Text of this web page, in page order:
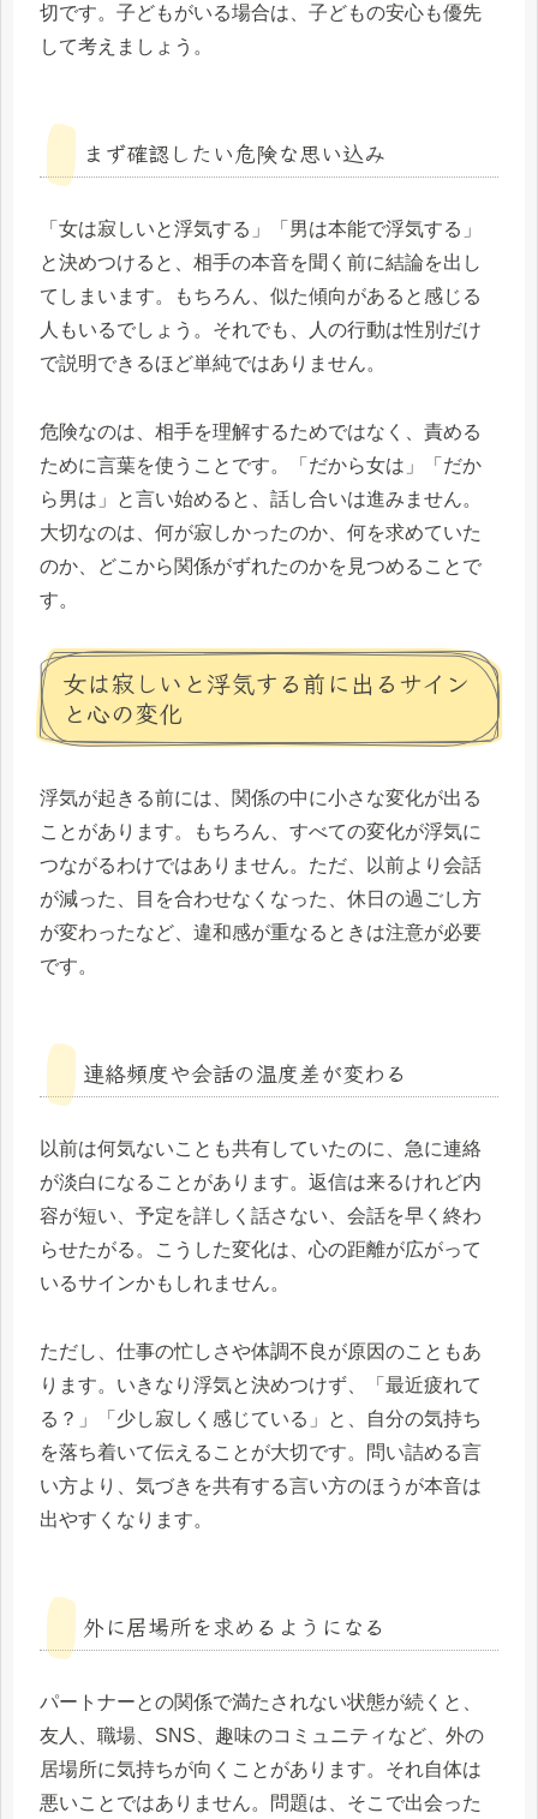
切です。子どもがいる場合は、子どもの安心も優先
して考えましょう。
まず確認したい危険な思い込み
「女は寂しいと浮気する」「男は本能で浮気する」
と決めつけると、相手の本音を聞く前に結論を出し
てしまいます。もちろん、似た傾向があると感じる
人もいるでしょう。それでも、人の行動は性別だけ
で説明できるほど単純ではありません。
危険なのは、相手を理解するためではなく、責める
ために言葉を使うことです。「だから女は」「だか
ら男は」と言い始めると、話し合いは進みません。
大切なのは、何が寂しかったのか、何を求めていた
のか、どこから関係がずれたのかを見つめることで
す。
女は寂しいと浮気する前に出るサイン
と心の変化
浮気が起きる前には、関係の中に小さな変化が出る
ことがあります。もちろん、すべての変化が浮気に
つながるわけではありません。ただ、以前より会話
が減った、目を合わせなくなった、休日の過ごし方
が変わったなど、違和感が重なるときは注意が必要
です。
連絡頻度や会話の温度差が変わる
以前は何気ないことも共有していたのに、急に連絡
が淡白になることがあります。返信は来るけれど内
容が短い、予定を詳しく話さない、会話を早く終わ
らせたがる。こうした変化は、心の距離が広がって
いるサインかもしれません。
ただし、仕事の忙しさや体調不良が原因のこともあ
ります。いきなり浮気と決めつけず、「最近疲れて
る？」「少し寂しく感じている」と、自分の気持ち
を落ち着いて伝えることが大切です。問い詰める言
い方より、気づきを共有する言い方のほうが本音は
出やすくなります。
外に居場所を求めるようになる
パートナーとの関係で満たされない状態が続くと、
友人、職場、SNS、趣味のコミュニティなど、外の
居場所に気持ちが向くことがあります。それ自体は
悪いことではありません。問題は、そこで出会った